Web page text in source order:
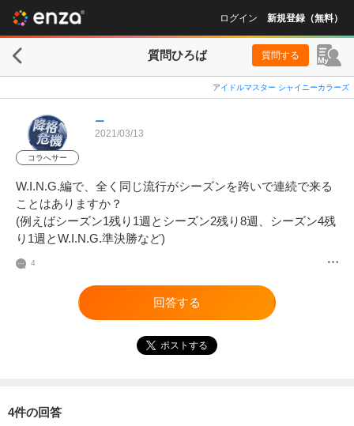
ログイン 新規登録（無料）
質問ひろば 質問する
アイドルマスター シャイニーカラーズ
コラへサー
ー
2021/03/13
W.I.N.G.編で、全く同じ流行がシーズンを跨いで連続で来る
ことはありますか？
(例えばシーズン1残り1週とシーズン2残り8週、シーズン4残
り1週とW.I.N.G.準決勝など)
4
回答する
ポストする
4件の回答